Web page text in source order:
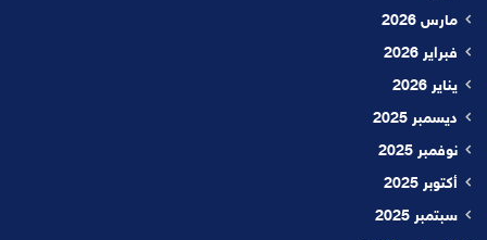
مارس 2026
فبراير 2026
يناير 2026
ديسمبر 2025
نوفمبر 2025
أكتوبر 2025
سبتمبر 2025